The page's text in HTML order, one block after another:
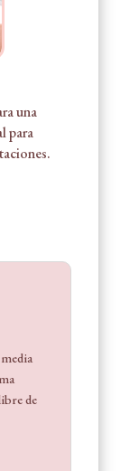
una
para
de